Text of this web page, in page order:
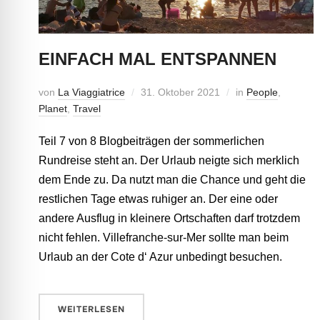
EINFACH MAL ENTSPANNEN
von La Viaggiatrice 31. Oktober 2021 in People,
Planet, Travel
Teil 7 von 8 Blogbeiträgen der sommerlichen
Rundreise steht an. Der Urlaub neigte sich merklich
dem Ende zu. Da nutzt man die Chance und geht die
restlichen Tage etwas ruhiger an. Der eine oder
andere Ausflug in kleinere Ortschaften darf trotzdem
nicht fehlen. Villefranche-sur-Mer sollte man beim
Urlaub an der Cote d‘ Azur unbedingt besuchen.
WEITERLESEN